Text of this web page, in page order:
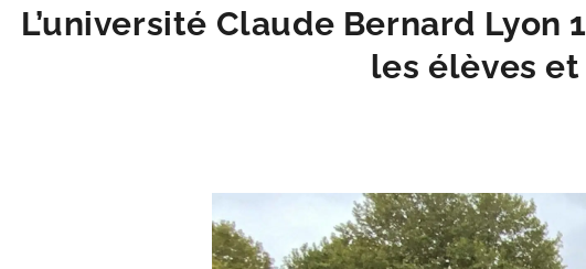
L’université Claude Bernard Lyon
les élèves